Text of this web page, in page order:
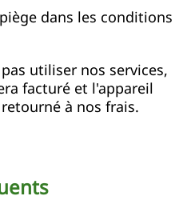
dans les conditions
utiliser nos services,
facturé et l'appareil
à nos frais.